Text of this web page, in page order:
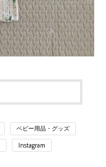
ベビー用品・グッズ
Instagram